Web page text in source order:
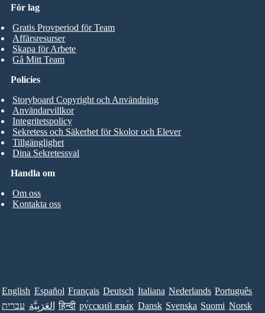
För lag
Gratis Provperiod för Team
Affärsresurser
Skapa för Arbete
Gå Mitt Team
Handla om
Om oss
Kontakta oss
Policies
Storyboard Copyright och Användning
Användarvillkor
Integritetspolicy
Sekretess och Säkerhet för Skolor och Elever
Tillgänglighet
Dina Sekretessval
English Español Français Deutsch Italiana Nederlands Português
עברית العَرَبِيَّة हिन्दी ру́сский язы́к Dansk Svenska Suomi Norsk